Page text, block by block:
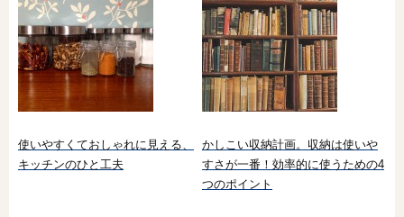
使いやすくておしゃれに見える、
キッチンのひと工夫
かしこい収納計画。収納は使いや
すさが一番！効率的に使うための4
つのポイント